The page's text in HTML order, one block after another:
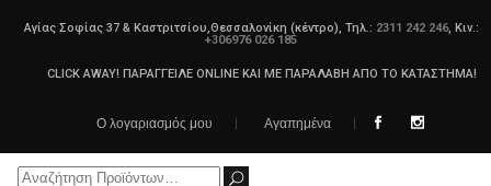
Αγίας Σοφίας 37 & Καστριτσίου,Θεσσαλονίκη (κέντρο), Τηλ.: 2311 242 246, Κιν.:
+306976 026 185
CLICK AWAY! ΠΑΡΑΓΓΕΙΛΕ ONLINE ΚΑΙ ΜΕ ΠΑΡΑΛΑΒΗ ΑΠΟ ΤΟ ΚΑΤΑΣΤΗΜΑ!
Ο λογαριασμός μου Αγαπημένα
Search